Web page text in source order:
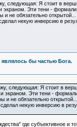
следующая: Я стоит в
Эти тени -
и не обязательно
некую инверсию в
являлось бы частью Бога.
следующая: Я стоит в
Эти тени -
и не обязательно
некую инверсию в
где субъективное